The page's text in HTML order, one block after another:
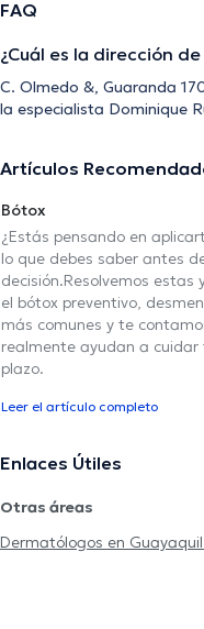
FAQ
¿Cuál es la dirección
C. Olmedo &, Guaranda
la especialista Dominique
Artículos
Bótox
¿Estás pensando en
lo que debes saber antes
decisión.Resolvemos estas
el bótox preventivo,
más comunes y te
realmente ayudan a cuidar
plazo.
Leer el artículo completo
Enlaces Útiles
Otras áreas
Dermatólogos en Guayaquil